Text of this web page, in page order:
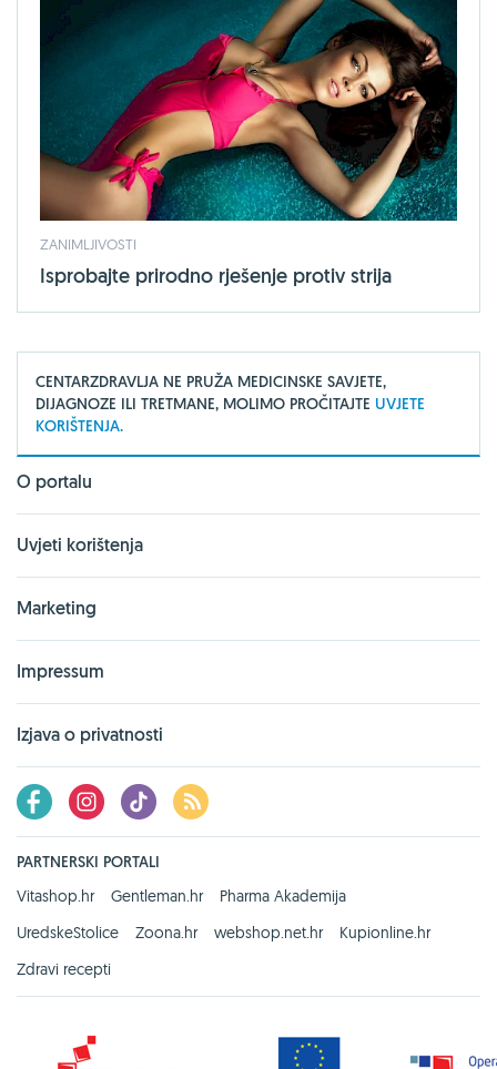
ZANIMLJIVOSTI
Isprobajte prirodno rješenje protiv strija
CENTARZDRAVLJA NE PRUŽA MEDICINSKE SAVJETE,
DIJAGNOZE ILI TRETMANE, MOLIMO PROČITAJTE UVJETE
KORIŠTENJA.
O portalu
Uvjeti korištenja
Marketing
Impressum
Izjava o privatnosti
PARTNERSKI PORTALI
Vitashop.hr
Gentleman.hr
Pharma Akademija
UredskeStolice
Zoona.hr webshop.net.hr
Kupionline.hr
Zdravi recepti